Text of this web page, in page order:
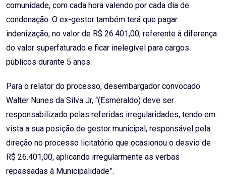
comunidade, com cada hora valendo por cada dia de
condenação. O ex-gestor também terá que pagar
indenização, no valor de R$ 26.401,00, referente à diferença
do valor superfaturado e ficar inelegível para cargos
públicos durante 5 anos.
Para o relator do processo, desembargador convocado
Walter Nunes da Silva Jr, “(Esmeraldo) deve ser
responsabilizado pelas referidas irregularidades, tendo em
vista a sua posição de gestor municipal, responsável pela
direção no processo licitatório que ocasionou o desvio de
R$ 26.401,00, aplicando irregularmente as verbas
repassadas à Municipalidade”.